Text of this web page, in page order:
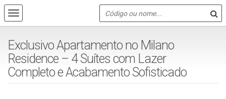
Exclusivo Apartamento no Milano
Residence – 4 Suítes com Lazer
Completo e Acabamento Sofisticado